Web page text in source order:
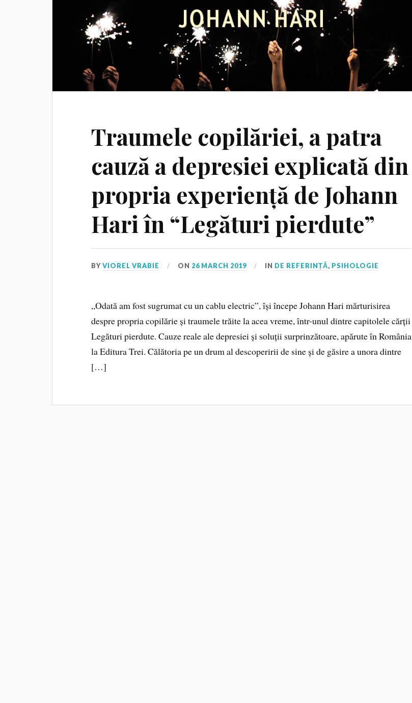
Traumele copilăriei, a patra
cauză a depresiei explicată din
propria experiență de Johann
Hari în “Legături pierdute”
BYVIOREL VRABIE ON 26 MARCH 2019 IN DE REFERINȚĂ, PSIHOLOGIE
„Odată am fost sugrumat cu un cablu electric”, își începe Johann Hari mărturisirea
despre propria copilărie și traumele trăite la acea vreme, într-unul dintre capitolele cărții
Legături pierdute. Cauze reale ale depresiei și soluții surprinzătoare, apărute în România
la Editura Trei. Călătoria pe un drum al descoperirii de sine și de găsire a unora dintre
[…]